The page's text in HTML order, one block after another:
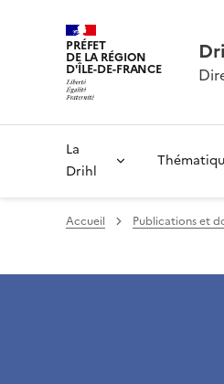
PRÉFET
DE LA RÉGION
D'ÎLE-DE-FRANCE
La
Drihl
Accueil Publications et